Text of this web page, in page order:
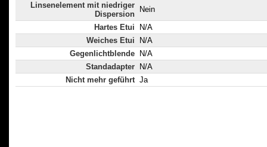
Linsenelement mit niedriger
Dispersion
Nein
Hartes Etui
N/A
Weiches Etui
N/A
Gegenlichtblende
N/A
Standadapter
N/A
Nicht mehr geführt Ja